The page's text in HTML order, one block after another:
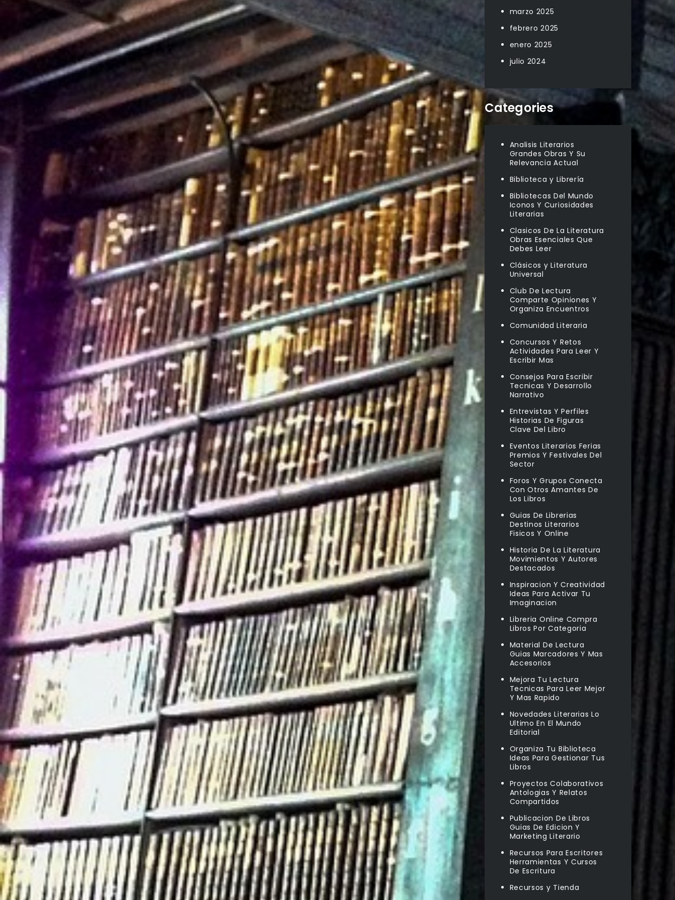
marzo 2025
febrero 2025
enero 2025
julio 2024
Categories
Analisis Literarios
Grandes Obras Y Su
Relevancia Actual
Biblioteca y Librería
Bibliotecas Del Mundo
Iconos Y Curiosidades
Literarias
Clasicos De La Literatura
Obras Esenciales Que
Debes Leer
Clásicos y Literatura
Universal
Club De Lectura
Comparte Opiniones Y
Organiza Encuentros
Comunidad Literaria
Concursos Y Retos
Actividades Para Leer Y
Escribir Mas
Consejos Para Escribir
Tecnicas Y Desarrollo
Narrativo
Entrevistas Y Perfiles
Historias De Figuras
Clave Del Libro
Eventos Literarios Ferias
Premios Y Festivales Del
Sector
Foros Y Grupos Conecta
Con Otros Amantes De
Los Libros
Guias De Librerias
Destinos Literarios
Fisicos Y Online
Historia De La Literatura
Movimientos Y Autores
Destacados
Inspiracion Y Creatividad
Ideas Para Activar Tu
Imaginacion
Libreria Online Compra
Libros Por Categoria
Material De Lectura
Guias Marcadores Y Mas
Accesorios
Mejora Tu Lectura
Tecnicas Para Leer Mejor
Y Mas Rapido
Novedades Literarias Lo
Ultimo En El Mundo
Editorial
Organiza Tu Biblioteca
Ideas Para Gestionar Tus
Libros
Proyectos Colaborativos
Antologias Y Relatos
Compartidos
Publicacion De Libros
Guias De Edicion Y
Marketing Literario
Recursos Para Escritores
Herramientas Y Cursos
De Escritura
Recursos y Tienda